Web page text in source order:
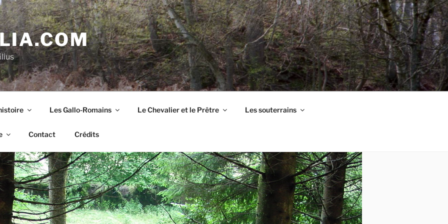
Les Gallo-Romains Le Chevalier et le Prêtre Les souterrains
Contact Crédits